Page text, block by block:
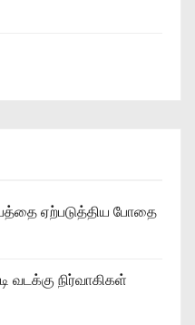
ஏற்படுத்திய போதை
வடக்கு நிர்வாகிகள்